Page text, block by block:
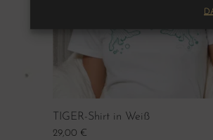
TIGER-Shirt in Weiß
29,00 €